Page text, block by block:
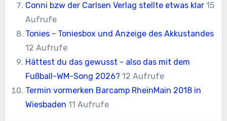
Conni bzw der Carlsen Verlag stellte etwas klar 15
Aufrufe
Tonies - Toniesbox und Anzeige des Akkustandes
12 Aufrufe
Hättest du das gewusst - also das mit dem
Fußball-WM-Song 2026? 12 Aufrufe
Termin vormerken Barcamp RheinMain 2018 in
Wiesbaden 11 Aufrufe